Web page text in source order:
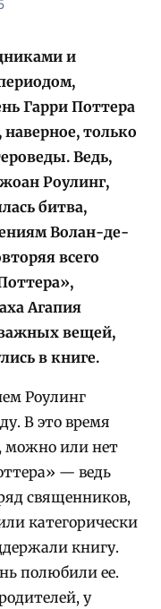
и
Гарри Поттера
только
Ведь,
Роулинг,
битва,
Волан-де-
всего
Агапия
вещей,
в книге.
Роулинг
В это время
можно или нет
— ведь
священников,
категорически
книгу.
полюбили ее.
у